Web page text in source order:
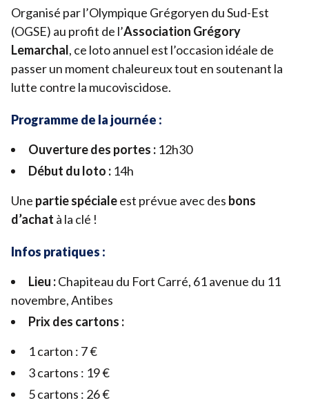
Donner chaque mois
Devenir adhérent
Devenir bénévole
Organiser un événement
Adhérer par prélèvement automatique
JE FAIS UN DON
Organisé par l’Olympique Grégoryen du Sud-Est
(OGSE) au profit de l’Association Grégory
Lemarchal, ce loto annuel est l’occasion idéale de
passer un moment chaleureux tout en soutenant la
lutte contre la mucoviscidose.
Programme de la journée :
Ouverture des portes : 12h30
Début du loto : 14h
Une partie spécialeest prévue avec des bons
d’achat à la clé !
Infos pratiques :
Lieu :Chapiteau du Fort Carré, 61avenue du 11
novembre, Antibes
Prix des cartons :
1carton : 7€
3cartons : 19€
5cartons : 26€